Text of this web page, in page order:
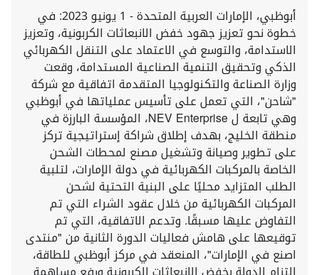
أبوظبي، الإمارات العربية المتحدة - 1 يونيو 2023: في
خطوة نحو تعزيز جهود خفض الانبعاثات الكربونية، وتعزيز
الاستدامة، والتوسع في الاعتماد على التنقل الكهربائي
الذكي وتحقيق التنمية الصناعية المستدامة، وقعت
وزارة الصناعة والتكنولوجيا المتقدمة اتفاقية مع شركة
"شاحن"، التي تعمل على تأسيس عملياتها في أبوظبي
وهي تابعة ل NEV Enterprise، المؤسسة البارزة في
منطقة الخليج، بهدف إطلاق شراكة إستراتيجية تركز
على تطوير وصيانة وتشغيل مصنع لمحطات الشحن
الخاصة بالمركبات الكهربائية في دولة الإمارات، لتلبية
الطلب المتزايد محليًا على البنية التحتية لشحن
المركبات الكهربائية من خلال عقود الشراء التي تم
التفاوض عليها مسبقًا. وتدعم الاتفاقية، التي تم
توقيعها على هامش فعاليات الدورة الثانية من "منتدى
اصنع في الإمارات"، المنعقد في مركز أبوظبي للطاقة،